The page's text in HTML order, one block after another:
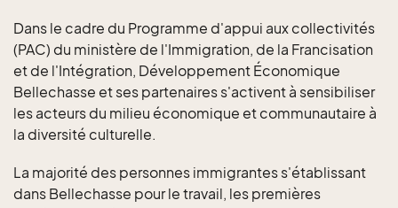
Dans le cadre du Programme d'appui aux collectivités
(PAC) du ministère de l'Immigration, de la Francisation
et de l'Intégration, Développement Économique
Bellechasse et ses partenaires s'activent à sensibiliser
les acteurs du milieu économique et communautaire à
la diversité culturelle.
La majorité des personnes immigrantes s'établissant
dans Bellechasse pour le travail, les premières